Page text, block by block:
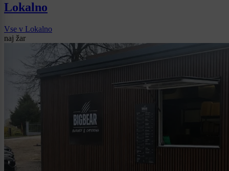
Lokalno
Vse v Lokalno
naj žar